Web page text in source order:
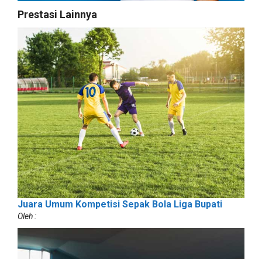
Prestasi Lainnya
Juara Umum Kompetisi Sepak Bola Liga Bupati
Oleh :